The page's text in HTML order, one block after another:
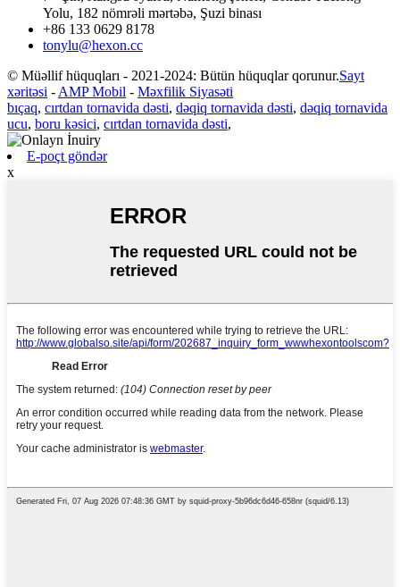
Yolu, 182 nömrəli mərtəbə, Şuzi binası
+86 133 0629 8178
tonylu@hexon.cc
© Müəllif hüquqları - 2021-2024: Bütün hüquqlar qorunur.Sayt
xəritəsi - AMP Mobil - Məxfilik Siyasəti
bıçaq, cırtdan tornavida dəsti, dəqiq tornavida dəsti, dəqiq tornavida
ucu, boru kəsici, cırtdan tornavida dəsti,
E-poçt göndər
x